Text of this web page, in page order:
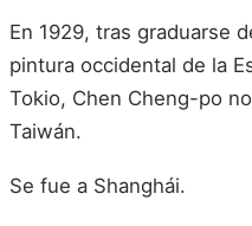
En 1929, tras graduarse
pintura occidental de la
Tokio, Chen Cheng-po
Taiwán.
Se fue a Shanghái.